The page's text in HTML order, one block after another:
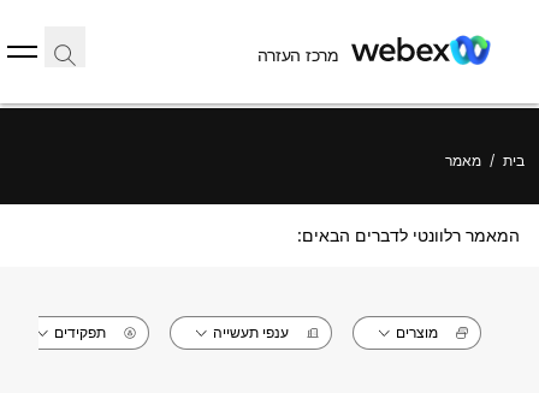
מרכז העזרה
בית / מאמר
המאמר רלוונטי לדברים הבאים:
מוצרים ענפי תעשייה תפקידים